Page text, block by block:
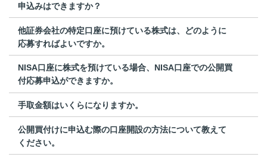
申込みはできますか？
他証券会社の特定口座に預けている株式は、どのように
応募すればよいですか。
NISA口座に株式を預けている場合、NISA口座での公開買
付応募申込ができますか。
手取金額はいくらになりますか。
公開買付けに申込む際の口座開設の方法について教えて
ください。